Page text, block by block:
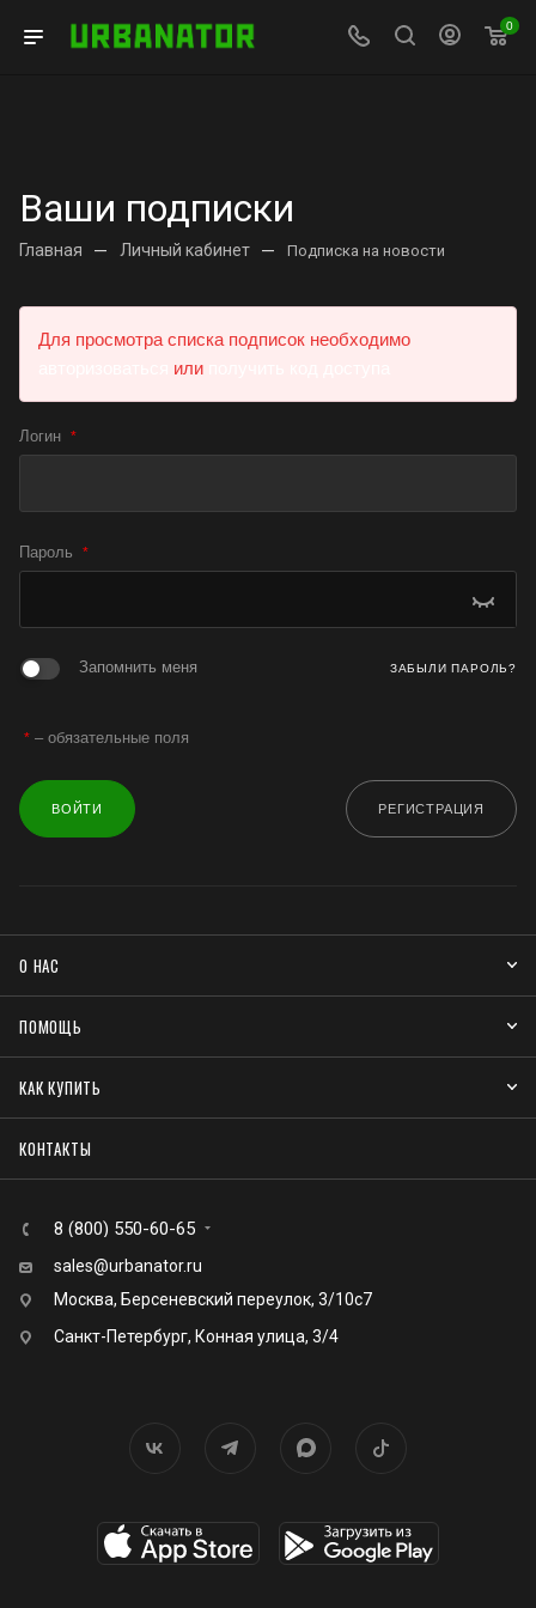
0
Ваши подписки
Главная — Личный кабинет — Подписка на новости
Для просмотра списка подписок необходимо
или
Логин *
Пароль *
Запомнить меня ЗАБЫЛИ ПАРОЛЬ?
* – обязательные поля
ВОЙТИ РЕГИСТРАЦИЯ
О НАС
ПОМОЩЬ
КАК КУПИТЬ
КОНТАКТЫ
8 (800) 550-60-65
sales@urbanator.ru
Москва, Берсеневский переулок, 3/10с7
Санкт-Петербург, Конная улица, 3/4